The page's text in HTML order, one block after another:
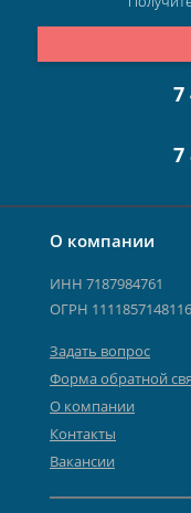
О компании
ИНН 7187984761
ОГРН 1111857148116
Задать вопрос
Форма обратной
О компании
Контакты
Вакансии
7
7